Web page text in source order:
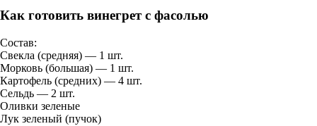
Как готовить винегрет с фасолью
Состав:
Свекла (средняя) — 1 шт.
Морковь (большая) — 1 шт.
Картофель (средних) — 4 шт.
Сельдь — 2 шт.
Оливки зеленые
Лук зеленый (пучок)